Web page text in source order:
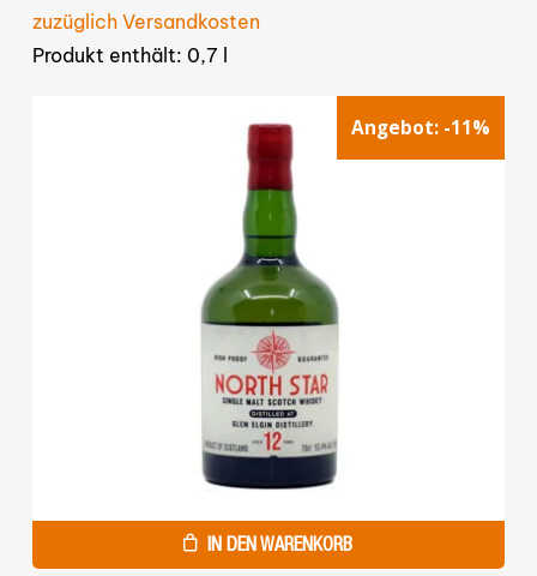
zuzüglich Versandkosten
Produkt enthält: 0,7 l
Angebot: -11%
IN DEN WARENKORB